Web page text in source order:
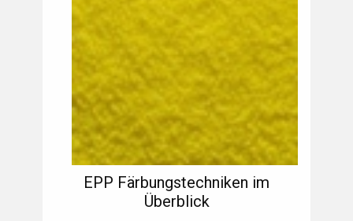
EPP Färbungstechniken im
Überblick